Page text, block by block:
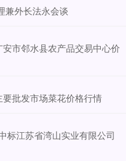
兼外长法永会谈
市邻水县农产品交易中心价
批发市场菜花价格行情
标江苏省湾山实业有限公司